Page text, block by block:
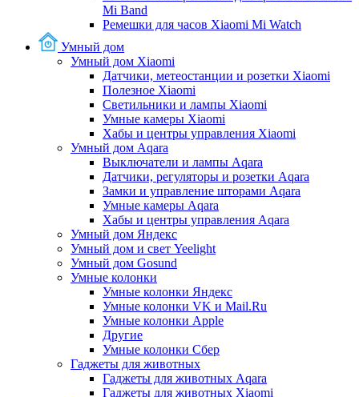
Mi Band
Ремешки для часов Xiaomi Mi Watch
Умный дом
Умный дом Xiaomi
Датчики, метеостанции и розетки Xiaomi
Полезное Xiaomi
Светильники и лампы Xiaomi
Умные камеры Xiaomi
Хабы и центры управления Xiaomi
Умный дом Aqara
Выключатели и лампы Aqara
Датчики, регуляторы и розетки Aqara
Замки и управление шторами Aqara
Умные камеры Aqara
Хабы и центры управления Aqara
Умный дом Яндекс
Умный дом и свет Yeelight
Умный дом Gosund
Умные колонки
Умные колонки Яндекс
Умные колонки VK и Mail.Ru
Умные колонки Apple
Другие
Умные колонки Сбер
Гаджеты для животных
Гаджеты для животных Aqara
Гаджеты для животных Xiaomi